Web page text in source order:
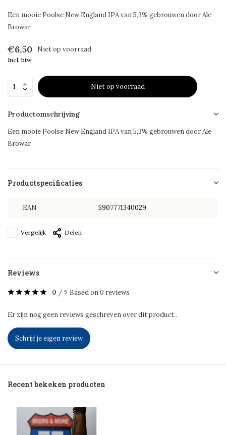
Een mooie Poolse New England IPA van 5,3% gebrouwen door Ale
Browar
€6,50 Niet op voorraad
Incl. btw
Niet op voorraad
Productomschrijving
Een mooie Poolse New England IPA van 5,3% gebrouwen door Ale
Browar
Productspecificaties
EAN 5907771340029
Vergelijk Delen
Reviews
0 / 5 Based on 0 reviews
Er zijn nog geen reviews geschreven over dit product..
Schrijf je eigen review
Recent bekeken producten